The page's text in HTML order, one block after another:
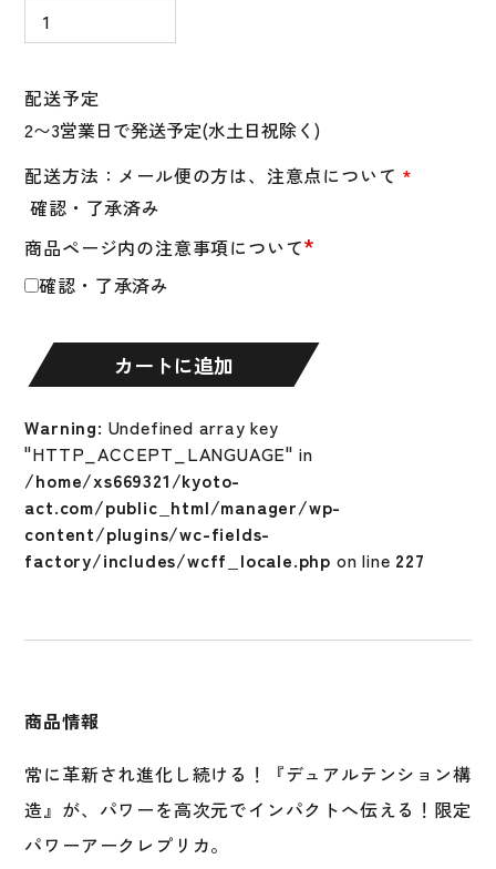
商品ページ内の注意事項について*
確認・了承済み
配送予定
配送方法：メール便の方は、注意点について *
確認・了承済み
バ
テ
ン
グ
グ
ロ
ー
ブ
用
大
ミ
ズ
ノ
シ
リ
コ
ワ
ー
DI
レ
プ
カートに追加
Warning: Undefined array key
"HTTP_ACCEPT_LANGUAGE" in
/home/xs669321/kyoto-
act.com/public_html/manager/wp-
content/plugins/wc-fields-
factory/includes/wcff_locale.php on line 227
商品情報
常に革新され進化し続ける！『デュアルテンション構
造』が、パワーを高次元でインパクトへ伝える！限定
パワーアークレプリカ。